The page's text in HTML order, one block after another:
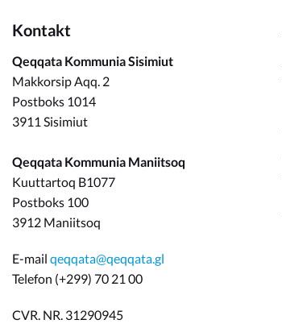
Kontakt
Qeqqata Kommunia Sisimiut
Makkorsip Aqq. 2
Postboks 1014
3911 Sisimiut
Qeqqata Kommunia Maniitsoq
Kuuttartoq B1077
Postboks 100
3912 Maniitsoq
E-mail qeqqata@qeqqata.gl
Telefon (+299) 70 21 00
CVR. NR. 31290945